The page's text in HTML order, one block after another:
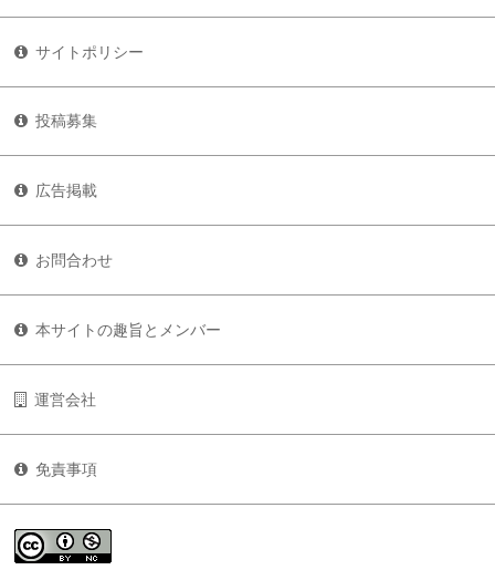
サイトポリシー
投稿募集
広告掲載
お問合わせ
本サイトの趣旨とメンバー
運営会社
免責事項